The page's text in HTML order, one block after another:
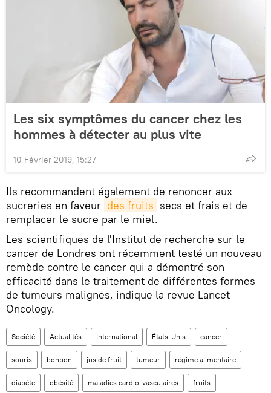
Les six symptômes du cancer chez les
hommes à détecter au plus vite
10 Février 2019, 15:27
Ils recommandent également de renoncer aux
sucreries en faveur des fruits secs et frais et de
remplacer le sucre par le miel.
Les scientifiques de l'Institut de recherche sur le
cancer de Londres ont récemment testé un nouveau
remède contre le cancer qui a démontré son
efficacité dans le traitement de différentes formes
de tumeurs malignes, indique la revue Lancet
Oncology.
Société Actualités International États-Unis cancer
souris bonbon jus de fruit tumeur régime alimentaire
diabète obésité maladies cardio-vasculaires fruits